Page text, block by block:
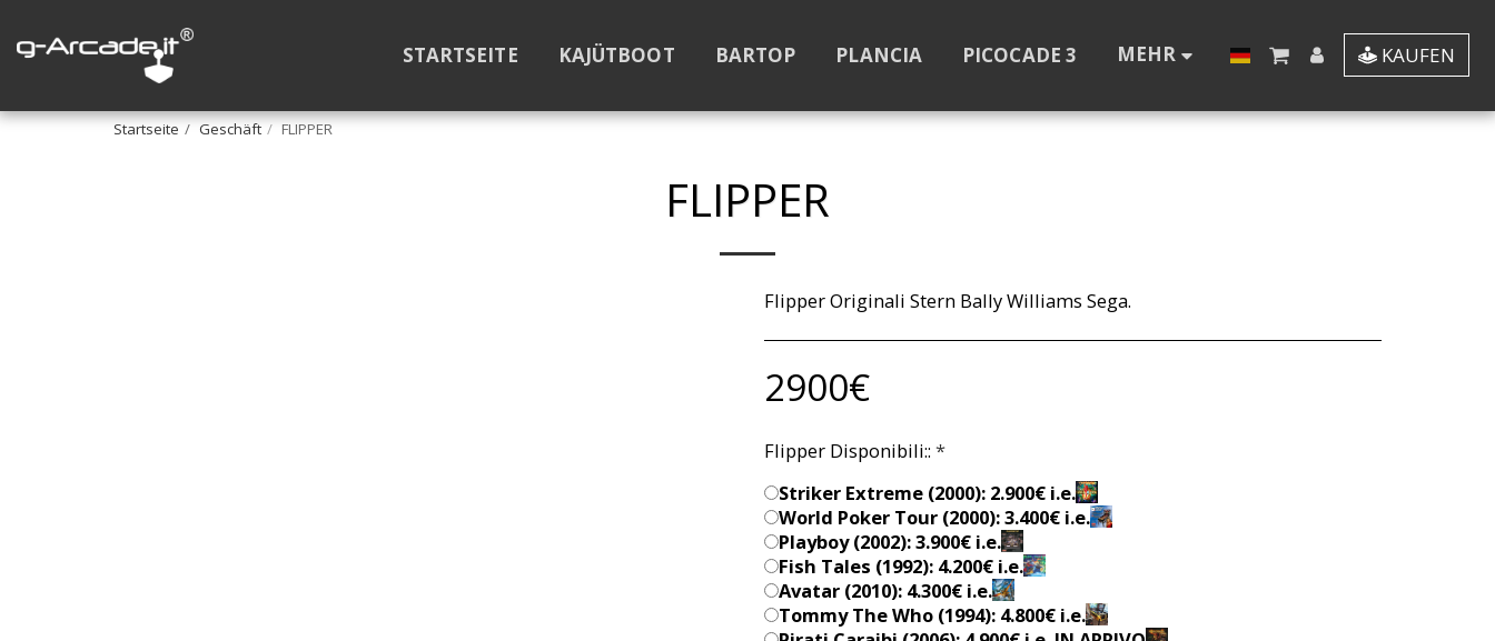
STARTSEITE KAJÜTBOOT BARTOP PLANCIA PICOCADE 3 MEHR KAUFEN
Startseite Geschäft FLIPPER
FLIPPER
Flipper Originali Stern Bally Williams Sega.
2900€
Flipper Disponibili:: *
Striker Extreme (2000): 2.900€ i.e.
World Poker Tour (2000): 3.400€ i.e.
Playboy (2002): 3.900€ i.e.
Fish Tales (1992): 4.200€ i.e.
Avatar (2010): 4.300€ i.e.
Tommy The Who (1994): 4.800€ i.e.